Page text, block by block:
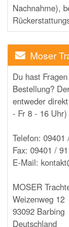
Nachnahme),
Moser
Du hast
Bestellung?
entweder
- Fr 8 - 16
Telefon:
Fax: 09401 /
E-Mail:
MOSER
Weizenweg 12
93092 Barbing
Deutschland